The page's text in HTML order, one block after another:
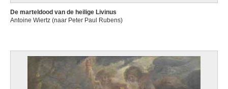
De marteldood van de heilige Livinus
Antoine Wiertz (naar Peter Paul Rubens)